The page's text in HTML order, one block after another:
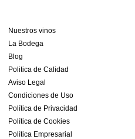
Nuestros vinos
La Bodega
Blog
Politica de Calidad
Aviso Legal
Condiciones de Uso
Política de Privacidad
Política de Cookies
Política Empresarial